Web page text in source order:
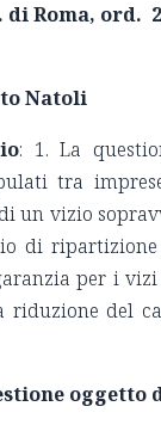
Roma, ord.
Natoli
: 1. La
tra
un vizio
di ripartizione
per i
riduzione del
oggetto